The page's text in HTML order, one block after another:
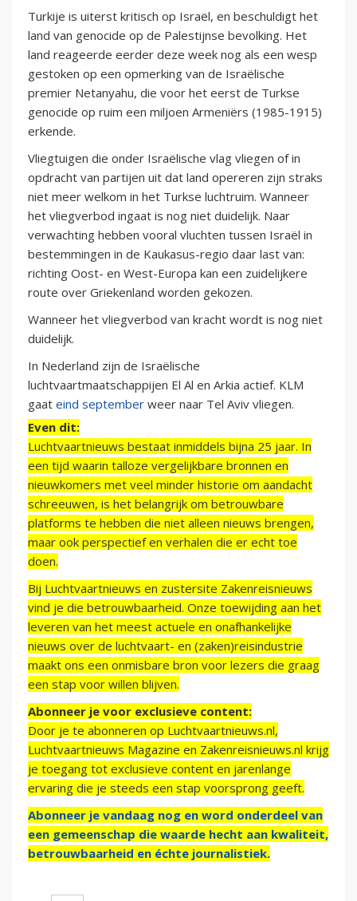
Turkije is uiterst kritisch op Israël, en beschuldigt het
land van genocide op de Palestijnse bevolking. Het
land reageerde eerder deze week nog als een wesp
gestoken op een opmerking van de Israëlische
premier Netanyahu, die voor het eerst de Turkse
genocide op ruim een miljoen Armeniërs (1985-1915)
erkende.
Vliegtuigen die onder Israëlische vlag vliegen of in
opdracht van partijen uit dat land opereren zijn straks
niet meer welkom in het Turkse luchtruim. Wanneer
het vliegverbod ingaat is nog niet duidelijk. Naar
verwachting hebben vooral vluchten tussen Israël in
bestemmingen in de Kaukasus-regio daar last van:
richting Oost- en West-Europa kan een zuidelijkere
route over Griekenland worden gekozen.
Wanneer het vliegverbod van kracht wordt is nog niet
duidelijk.
In Nederland zijn de Israëlische
luchtvaartmaatschappijen El Al en Arkia actief. KLM
gaat eind september weer naar Tel Aviv vliegen.
Even dit:
Luchtvaartnieuws bestaat inmiddels bijna 25 jaar. In
een tijd waarin talloze vergelijkbare bronnen en
nieuwkomers met veel minder historie om aandacht
schreeuwen, is het belangrijk om betrouwbare
platforms te hebben die niet alleen nieuws brengen,
maar ook perspectief en verhalen die er echt toe
doen.
Bij Luchtvaartnieuws en zustersite Zakenreisnieuws
vind je die betrouwbaarheid. Onze toewijding aan het
leveren van het meest actuele en onafhankelijke
nieuws over de luchtvaart- en (zaken)reisindustrie
maakt ons een onmisbare bron voor lezers die graag
een stap voor willen blijven.
Abonneer je voor exclusieve content:
Door je te abonneren op Luchtvaartnieuws.nl,
Luchtvaartnieuws Magazine en Zakenreisnieuws.nl krijg
je toegang tot exclusieve content en jarenlange
ervaring die je steeds een stap voorsprong geeft.
Abonneer je vandaag nog en word onderdeel van
een gemeenschap die waarde hecht aan kwaliteit,
betrouwbaarheid en échte journalistiek.